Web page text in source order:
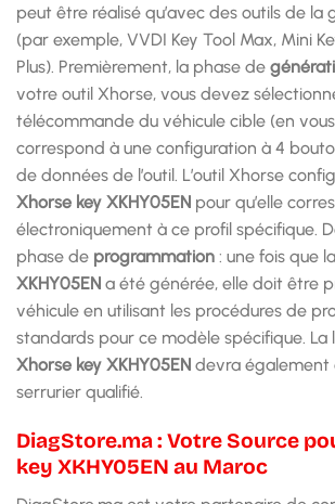
peut être réalisé qu’avec des outils de la
(par exemple, VVDI Key Tool Max, Mini
Plus). Premièrement, la phase de
votre outil Xhorse, vous devez
télécommande du véhicule cible (en vous
correspond à une configuration à 4
de données de l’outil. L’outil Xhorse
Xhorse key XKHY05EN pour qu’elle
électroniquement à ce profil spécifique.
phase de programmation : une fois que la
XKHY05EN a été générée, elle doit être
véhicule en utilisant les procédures de
standards pour ce modèle spécifique. La
Xhorse key XKHY05EN devra également
serrurier qualifié.
DiagStore.ma : Votre Source
key XKHY05EN au Maroc